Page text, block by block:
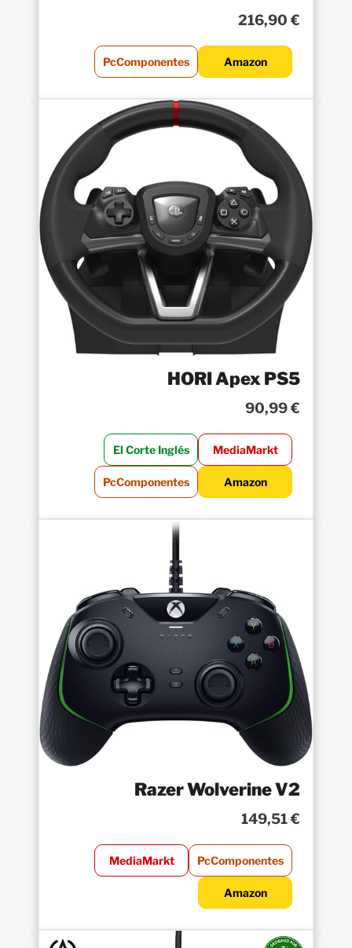
216,90 €
PcComponentes Amazon
HORI Apex PS5
90,99 €
El Corte Inglés MediaMarkt
PcComponentes Amazon
Razer Wolverine V2
149,51 €
MediaMarkt PcComponentes
Amazon